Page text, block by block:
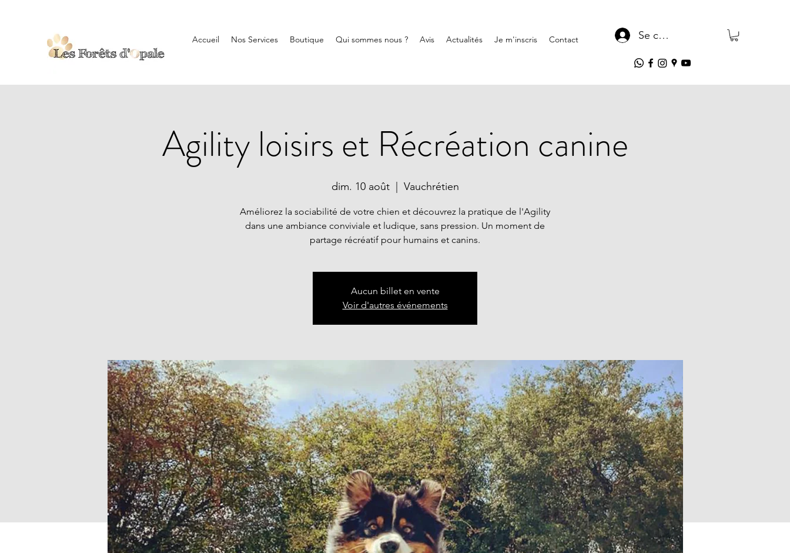
Accueil Nos Services Boutique Qui sommes nous ? Avis Actualités Je m'inscris Contact Se connecter
Agility loisirs et Récréation canine
dim. 10 août
  |
Vauchrétien
Améliorez la sociabilité de votre chien et découvrez la pratique de l'Agility
dans une ambiance conviviale et ludique, sans pression. Un moment de
partage récréatif pour humains et canins.
Aucun billet en vente
Voir d'autres événements